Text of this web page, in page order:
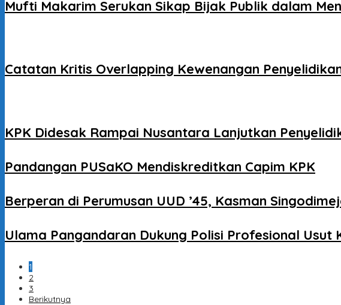
Mufti Makarim Serukan Sikap Bijak Publik dalam
Catatan Kritis Overlapping Kewenangan
KPK Didesak Rampai Nusantara Lanjutkan
Pandangan PUSaKO Mendiskreditkan Capim KPK
Berperan di Perumusan UUD ’45, Kasman
Ulama Pangandaran Dukung Polisi Profesional
1
2
3
Berikutnya